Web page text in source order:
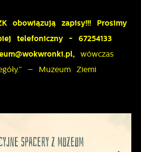
obowiązują zapisy!!! Prosimy
telefoniczny - 67254133
wówczas
– Muzeum Ziemi